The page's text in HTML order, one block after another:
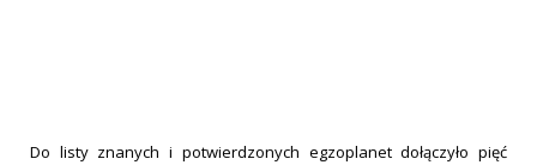
Do listy znanych i potwierdzonych egzoplanet dołączyło pięć